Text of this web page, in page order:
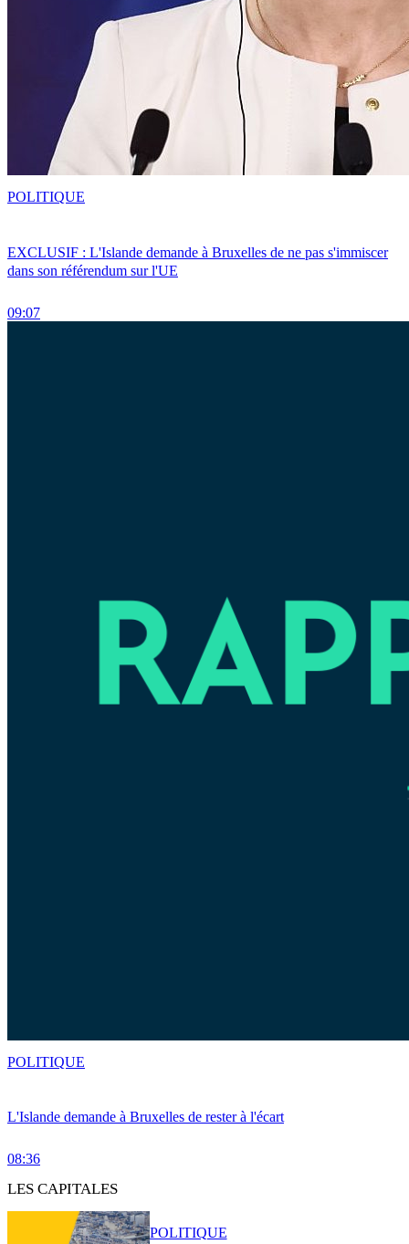
EXCLUSIF : L'Islande demande à Bruxelles de ne pas s'immiscer
dans son référendum sur l'UE
09:07
POLITIQUE
L'Islande demande à Bruxelles de rester à l'écart
08:36
POLITIQUE
LES CAPITALES
POLITIQUE